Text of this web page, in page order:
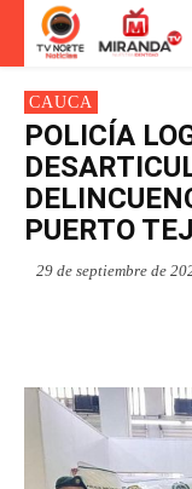
CAUCA
POLICÍA
PUERTO
29 de septiembre de